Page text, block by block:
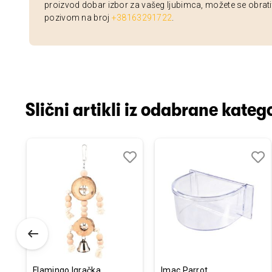
proizvod dobar izbor za vašeg ljubimca, možete se
pozivom na broj +38163291722
Slični artikli iz odabrane
Flamingo Igračka
Imac Parrot
listu